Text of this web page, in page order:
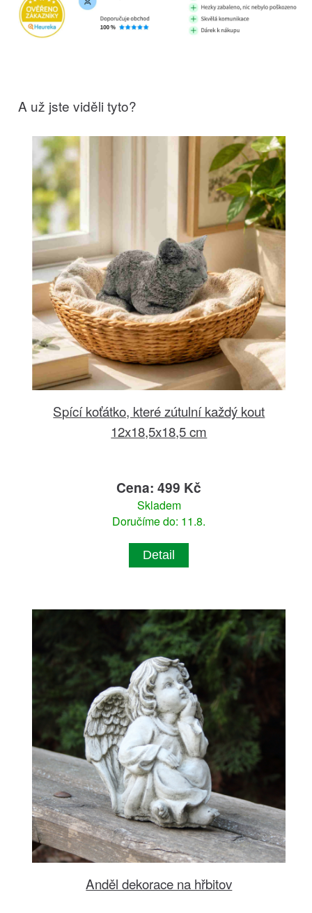
A už jste viděli tyto?
Spící koťátko, které zútulní každý kout
12x18,5x18,5 cm
Cena: 499 Kč
Skladem
Doručíme do: 11.8.
Detail
Anděl dekorace na hřbitov